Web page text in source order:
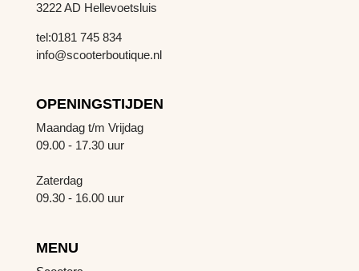
3222 AD Hellevoetsluis
tel:0181 745 834
info@scooterboutique.nl
OPENINGSTIJDEN
Maandag t/m Vrijdag
09.00 - 17.30 uur
Zaterdag
09.30 - 16.00 uur
MENU